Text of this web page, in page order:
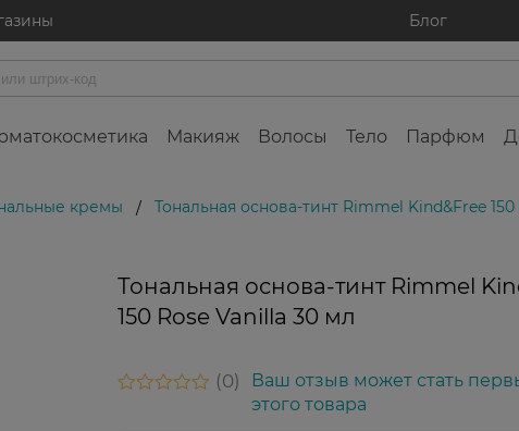
Блог
Макияж Волосы Тело Парфюм
кремы / Тональная основа-тинт Rimmel Kind&Free
Тональная основа-тинт Rimmel
150 Rose Vanilla 30 мл
0
Ваш отзыв может стать
этого товара